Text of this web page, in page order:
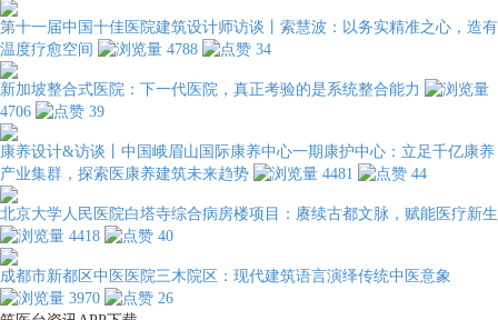
第十一届中国十佳医院建筑设计师访谈丨索慧波：以务实精准之心，造有
温度疗愈空间
4788 34
新加坡整合式医院：下一代医院，真正考验的是系统整合能力
4706
39
康养设计&访谈丨中国峨眉山国际康养中心一期康护中心：立足千亿康养
产业集群，探索医康养建筑未来趋势
4481 44
北京大学人民医院白塔寺综合病房楼项目：赓续古都文脉，赋能医疗新生
4418
40
成都市新都区中医医院三木院区：现代建筑语言演绎传统中医意象
3970
26